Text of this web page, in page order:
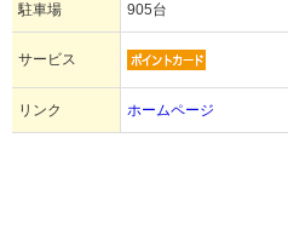
駐車場 905台
サービス
リンク ホームページ